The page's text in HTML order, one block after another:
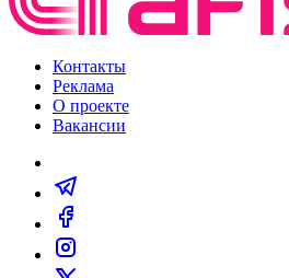
Контакты
Реклама
О проекте
Вакансии